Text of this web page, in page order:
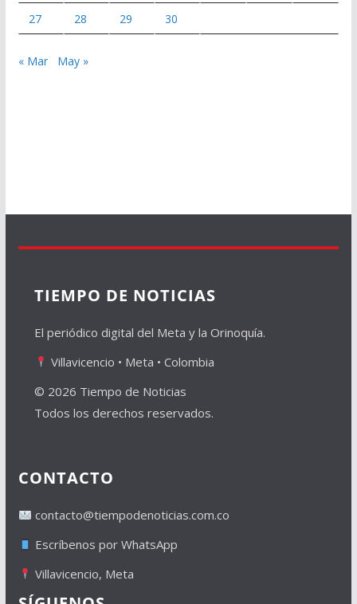
27 28 29 30
« Mar May »
TIEMPO DE NOTICIAS
El periódico digital del Meta y la Orinoquía.
Villavicencio • Meta • Colombia
© 2026 Tiempo de Noticias
Todos los derechos reservados.
CONTACTO
contacto@tiempodenoticias.com.co
Escríbenos por WhatsApp
Villavicencio, Meta